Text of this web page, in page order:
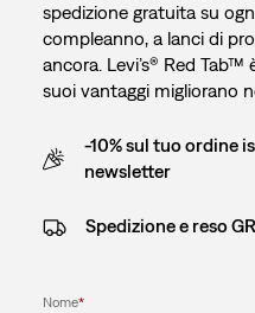
spedizione gratuita su
compleanno, a lanci di
ancora. Levi’s® Red
suoi vantaggi migliorano
-10% sul tuo ordine
newsletter
Spedizione e reso
Nome*